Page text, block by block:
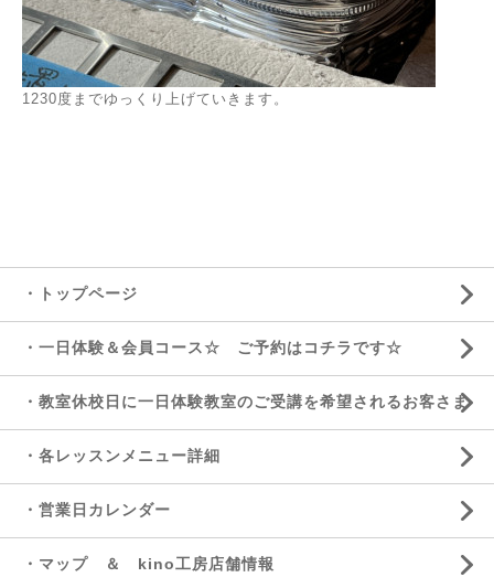
1230度までゆっくり上げていきます。
・トップページ
・一日体験＆会員コース☆ ご予約はコチラです☆
・教室休校日に一日体験教室のご受講を希望されるお客さま
・各レッスンメニュー詳細
・営業日カレンダー
・マップ ＆ kino工房店舗情報